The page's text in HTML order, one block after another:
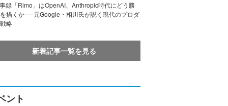
録「Rimo」はOpenAI、Anthropic時代にどう勝
描くか──元Google・相川氏が説く現代のプロダ
略
新着記事一覧を見る
ント